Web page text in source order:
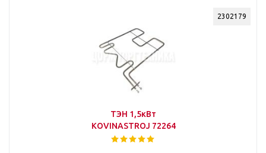
2302179
ТЭН 1,5кВт
KOVINASTROJ 72264